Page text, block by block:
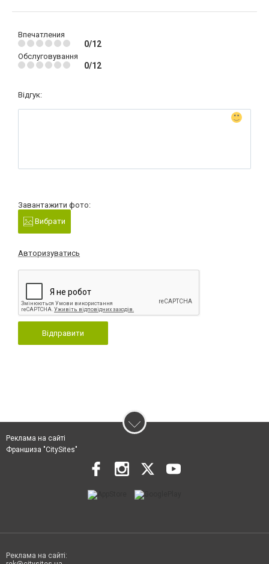
Впечатления
0/12
Обслуговування
0/12
Відгук:
Завантажити фото:
Вибрати
Авторизуватись
Відправити
Реклама на сайті
Франшиза "CitySites"
Реклама на сайті: